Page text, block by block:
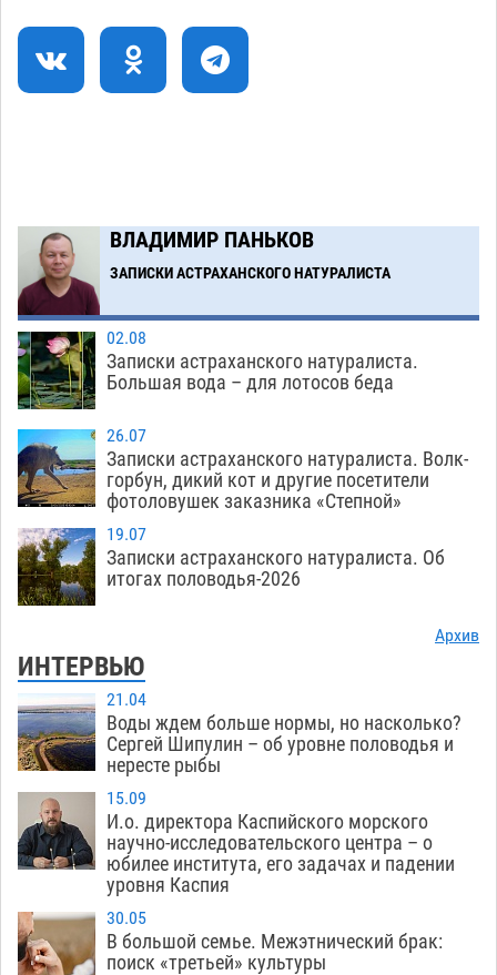
08:47
Астраханский суд оценил четыре удара по
голове полицейского в сто тысяч рублей
18:57
В Астрахани впервые открыли смену по
теории игр
ВЛАДИМИР ПАНЬКОВ
ЗАПИСКИ АСТРАХАНСКОГО НАТУРАЛИСТА
02.08
Записки астраханского натуралиста.
Большая вода – для лотосов беда
26.07
Записки астраханского натуралиста. Волк-
горбун, дикий кот и другие посетители
фотоловушек заказника «Степной»
19.07
Записки астраханского натуралиста. Об
итогах половодья-2026
Архив
ИНТЕРВЬЮ
21.04
Воды ждем больше нормы, но насколько?
Сергей Шипулин – об уровне половодья и
нересте рыбы
15.09
И.о. директора Каспийского морского
научно-исследовательского центра – о
юбилее института, его задачах и падении
уровня Каспия
30.05
В большой семье. Межэтнический брак:
поиск «третьей» культуры